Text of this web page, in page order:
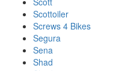
Scottoiler
Screws 4 Bikes
Segura
Sena
Shad